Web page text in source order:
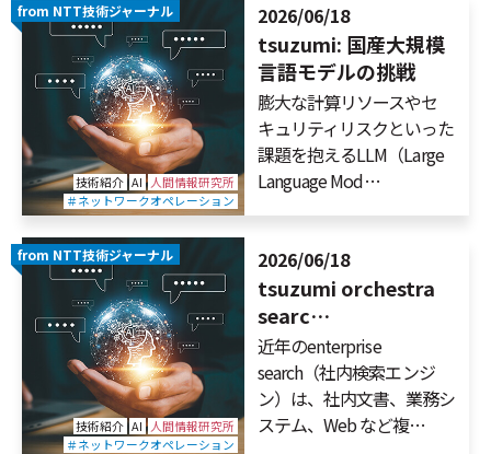
2026/06/18
tsuzumi: 国産大規模
言語モデルの挑戦
膨大な計算リソースやセ
キュリティリスクといった
課題を抱えるLLM（Large
Language Mod…
技術紹介 AI
人間情報研究所
＃ネットワークオペレーション
from NTT技術ジャーナル
2026/06/18
tsuzumi orchestra
searc…
近年のenterprise
search（社内検索エンジ
ン）は、社内文書、業務シ
ステム、Web など複…
技術紹介 AI
人間情報研究所
＃ネットワークオペレーション
from NTT技術ジャーナル